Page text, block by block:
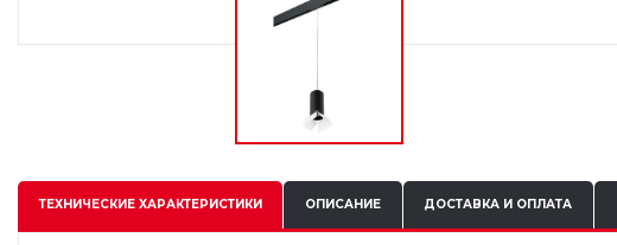
ТЕХНИЧЕСКИЕХАРАКТЕРИСТИКИ ОПИСАНИЕ ДОСТАВКА И ОПЛАТА